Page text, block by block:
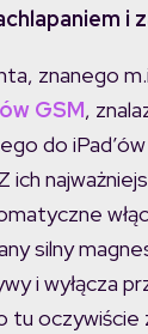
i
znanego
GSM,
do
ich
silny
i wyłącza
tu oczywiście